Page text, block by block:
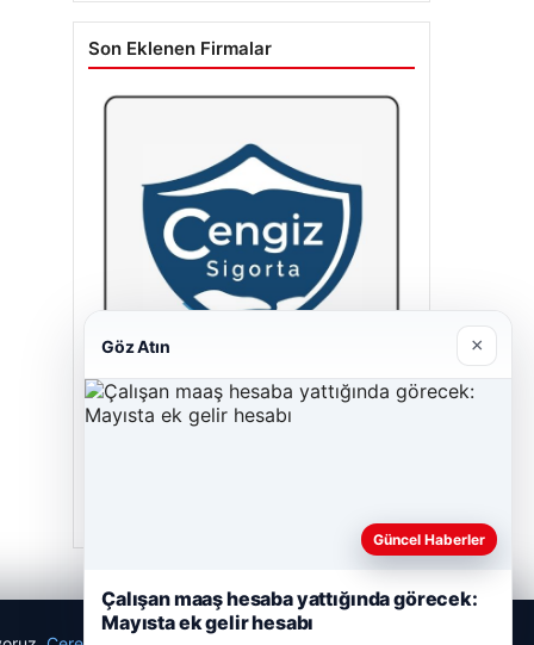
Son Eklenen Firmalar
Cengiz Sigorta
Göz Atın ×
Güncel Haberler
Çalışan maaş hesaba yattığında görecek:
Mayısta ek gelir hesabı